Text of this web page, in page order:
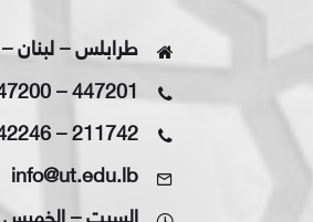
طرابلس – لبنان
–447201
–211742
info@ut.edu.lb